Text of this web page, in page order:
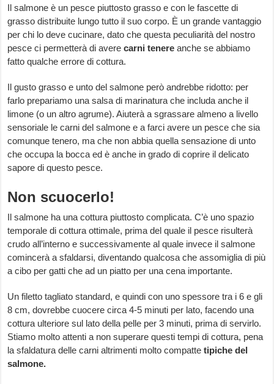
Il salmone è un pesce piuttosto grasso e con le fascette di
grasso distribuite lungo tutto il suo corpo. È un grande vantaggio
per chi lo deve cucinare, dato che questa peculiarità del nostro
pesce ci permetterà di averecarni tenereanche se abbiamo
fatto qualche errore di cottura.
Il gusto grasso e unto del salmone però andrebbe ridotto: per
farlo prepariamo una salsa di marinatura che includa anche il
limone (o un altro agrume). Aiuterà a sgrassare almeno a livello
sensoriale le carni del salmone e a farci avere un pesce che sia
comunque tenero, ma che non abbia quella sensazione di unto
che occupa la bocca ed è anche in grado di coprire il delicato
sapore di questo pesce.
Non scuocerlo!
Il salmone ha una cottura piuttosto complicata. C’è uno spazio
temporale di cottura ottimale, prima del quale il pesce risulterà
crudo all’interno e successivamente al quale invece il salmone
comincerà a sfaldarsi, diventando qualcosa che assomiglia di più
a cibo per gatti che ad un piatto per una cena importante.
Un filetto tagliato standard, e quindi con uno spessore tra i 6 e gli
8 cm, dovrebbe cuocere circa 4-5 minuti per lato, facendo una
cottura ulteriore sul lato della pelle per 3 minuti, prima di servirlo.
Stiamo molto attenti a non superare questi tempi di cottura, pena
la sfaldatura delle carni altrimenti molto compattetipiche del
salmone.